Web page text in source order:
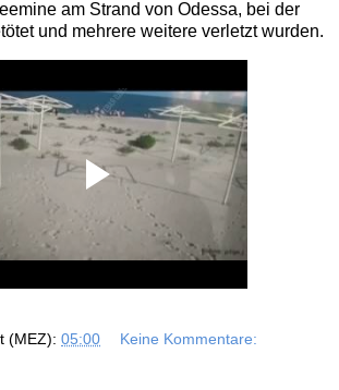
am Strand von Odessa, bei der
und mehrere weitere verletzt wurden.
(MEZ): 05:00 Keine Kommentare: